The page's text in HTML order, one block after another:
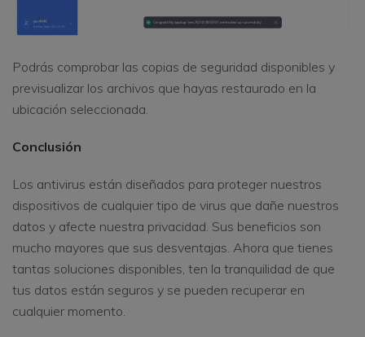
Podrás comprobar las copias de seguridad disponibles y
previsualizar los archivos que hayas restaurado en la
ubicación seleccionada.
Conclusión
Los antivirus están diseñados para proteger nuestros
dispositivos de cualquier tipo de virus que dañe nuestros
datos y afecte nuestra privacidad. Sus beneficios son
mucho mayores que sus desventajas. Ahora que tienes
tantas soluciones disponibles, ten la tranquilidad de que
tus datos están seguros y se pueden recuperar en
cualquier momento.